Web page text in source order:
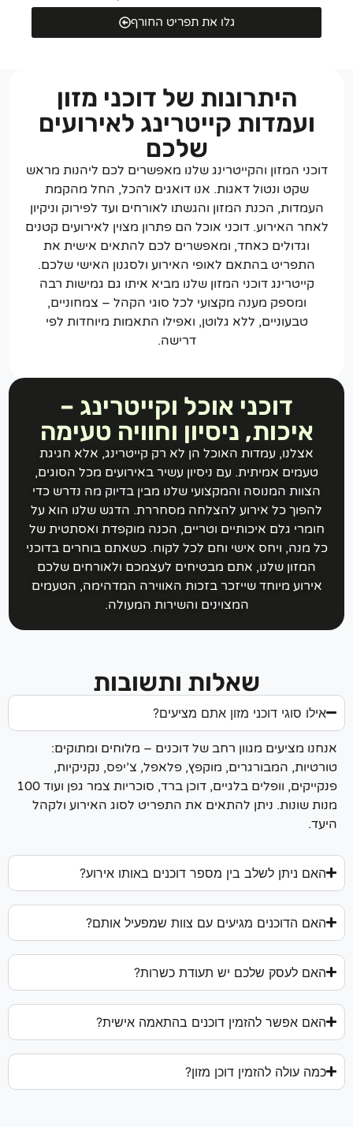
גלו את תפריט החורף
היתרונות של דוכני מזון
ועמדות קייטרינג לאירועים
שלכם
דוכני המזון והקייטרינג שלנו מאפשרים לכם ליהנות מראש
שקט ונטול דאגות. אנו דואגים להכל, החל מהקמת
העמדות, הכנת המזון והגשתו לאורחים ועד לפירוק וניקיון
לאחר האירוע. דוכני אוכל הם פתרון מצוין לאירועים קטנים
וגדולים כאחד, ומאפשרים לכם להתאים אישית את
התפריט בהתאם לאופי האירוע ולסגנון האישי שלכם.
קייטרינג דוכני המזון שלנו מביא איתו גם גמישות רבה
ומספק מענה מקצועי לכל סוגי הקהל – צמחוניים,
טבעוניים, ללא גלוטן, ואפילו התאמות מיוחדות לפי
דרישה.
דוכני אוכל וקייטרינג –
איכות, ניסיון וחוויה טעימה
אצלנו, עמדות האוכל הן לא רק קייטרינג, אלא חגיגת
טעמים אמיתית. עם ניסיון עשיר באירועים מכל הסוגים,
הצוות המנוסה והמקצועי שלנו מבין בדיוק מה נדרש כדי
להפוך כל אירוע להצלחה מסחררת. הדגש שלנו הוא על
חומרי גלם איכותיים וטריים, הכנה מוקפדת ואסתטית של
כל מנה, ויחס אישי וחם לכל לקוח. כשאתם בוחרים בדוכני
המזון שלנו, אתם מבטיחים לעצמכם ולאורחים שלכם
אירוע מיוחד שייזכר בזכות האווירה המדהימה, הטעמים
המצוינים והשירות המעולה.
שאלות ותשובות
אילו סוגי דוכני מזון אתם מציעים?
מציעים מגוון רחב של דוכנים – מלוחים ומתוקים:
המבורגרים, מוקפץ, פלאפל, צ’יפס, נקניקיות,
פנקייקים, וופלים בלגיים, דוכן ברד, סוכריות צמר גפן ועוד 100
שונות. ניתן להתאים את התפריט לסוג האירוע ולקהל
האם ניתן לשלב בין מספר דוכנים באותו אירוע?
האם הדוכנים מגיעים עם צוות שמפעיל אותם?
האם לעסק שלכם יש תעודת כשרות?
האם אפשר להזמין דוכנים בהתאמה אישית?
כמה עולה להזמין דוכן מזון?